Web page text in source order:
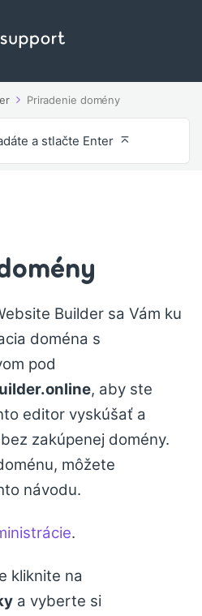
Priradenie domény
Builder sa Vám ku
doména s
pod
, aby ste
editor vyskúšať a
zakúpenej domény.
môžete
návodu.
.
kliknite na
a vyberte si